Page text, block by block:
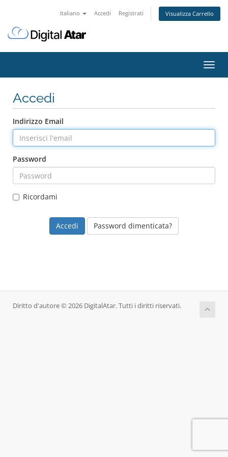
Italiano Accedi Registrati Visualizza Carrello
Attiva
Accedi
Indirizzo Email
Password
Ricordami
Password dimenticata?
Diritto d'autore © 2026 DigitalAtar. Tutti i diritti riservati.